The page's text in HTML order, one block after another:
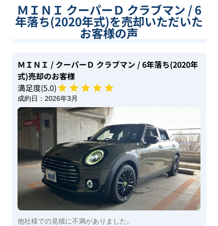
ＭＩＮＩ クーパーＤ クラブマン / 6
年落ち(2020年式)を売却いただいた
お客様の声
ＭＩＮＩ / クーパーＤ クラブマン / 6年落ち(2020年
式)売却のお客様
満足度(5.0)
成約日： 2026年3月
他社様での見積に不満がありました。